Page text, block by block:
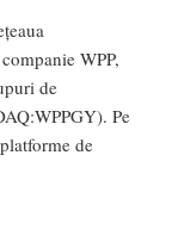
WPP,
de
Pe
de